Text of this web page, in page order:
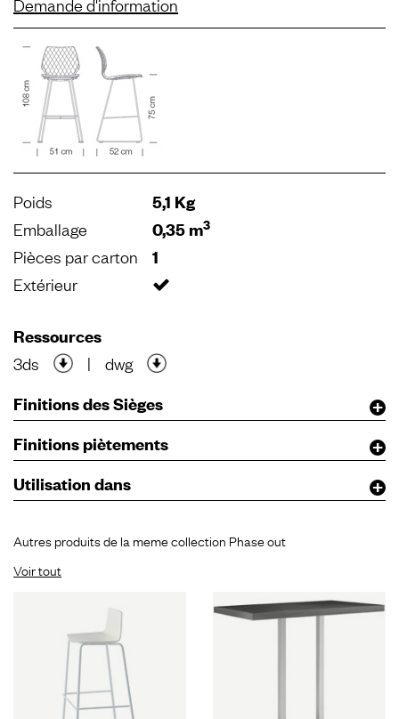
Demande d'information
Poids 5,1 Kg
Emballage 0,35 m3
Pièces par carton 1
Extérieur
Ressources
3ds | dwg
Finitions des Sièges
Finitions piètements
Utilisation dans
Autres produits de la meme collection Phase out
Voir tout